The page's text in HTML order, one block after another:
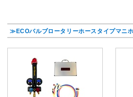
≫ECOバルブロータリーホースタイプマニ